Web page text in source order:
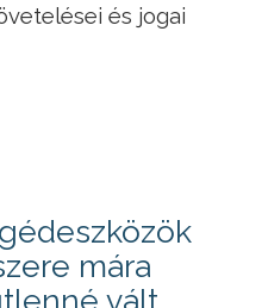
és jogai
mára
vált